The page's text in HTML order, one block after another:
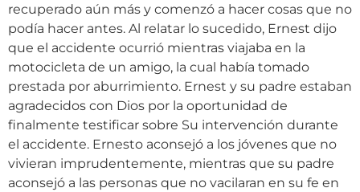
recuperado aún más y comenzó a hacer cosas que no
podía hacer antes. Al relatar lo sucedido, Ernest dijo
que el accidente ocurrió mientras viajaba en la
motocicleta de un amigo, la cual había tomado
prestada por aburrimiento. Ernest y su padre estaban
agradecidos con Dios por la oportunidad de
finalmente testificar sobre Su intervención durante
el accidente. Ernesto aconsejó a los jóvenes que no
vivieran imprudentemente, mientras que su padre
aconsejó a las personas que no vacilaran en su fe en